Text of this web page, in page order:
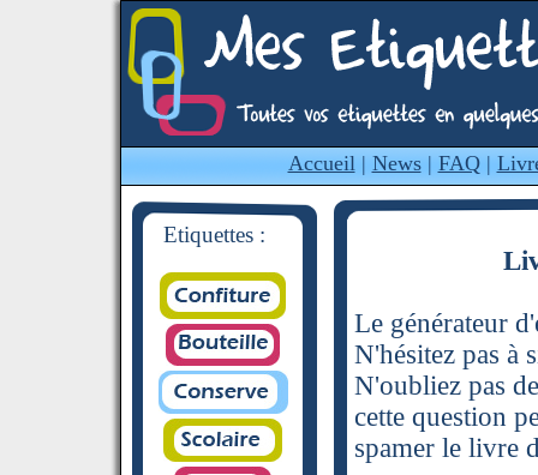
Accueil| News| FAQ|
Etiquettes :
Le générateur
N'hésitez pas à
N'oubliez pas
cette question
spamer le livre